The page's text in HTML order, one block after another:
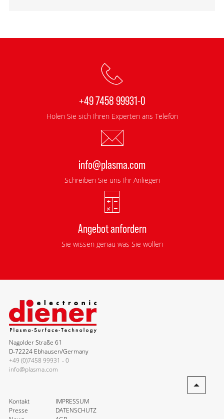
+49 7458 99931-0
Holen Sie sich Ihren Experten ans Telefon
info@plasma.com
Schreiben Sie uns Ihr Anliegen
Angebot anfordern
Sie wissen genau was Sie wollen
Nagolder Straße 61
D-72224 Ebhausen/Germany
+49 (0)7458 99931 - 0
info@plasma.com
Kontakt
Presse
IMPRESSUM
DATENSCHUTZ